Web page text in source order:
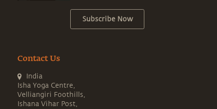
Subscribe Now
Contact Us
India
Isha Yoga Centre,
Velliangiri Foothills,
Ishana Vihar Post,